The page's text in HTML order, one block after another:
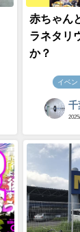
赤ちゃん
ラネタリ
か？
イベン
千